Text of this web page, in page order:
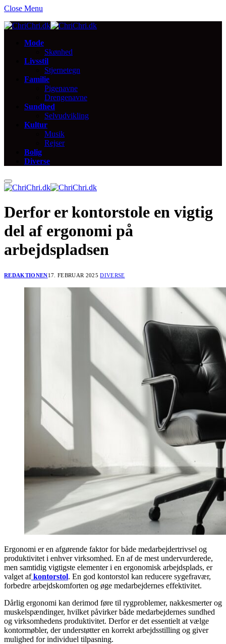
Close Menu
Mode
Skønhed
Livsstil
Stjernetegn
Familie
Pigenavne
Drengenavne
Sundhed
Selvudvikling
Kultur
Musik
Rejser
Bolig
Diverse
Derfor er kontorstole en vigtig
del af ergonomi på
arbejdspladsen
REDAKTIONEN17. FEBRUAR 2025 DIVERSE
Ergonomi er en afgørende faktor for både medarbejdertrivsel og
produktivitet i enhver virksomhed. En af de mest undervurderede,
men samtidig vigtigste elementer i en ergonomisk arbejdsplads, er
valget af kontorstol. En god kontorstol kan reducere sygefravær,
forbedre arbejdskomforten og øge medarbejdernes effektivitet.
Dårlig ergonomi kan derimod føre til rygproblemer, nakkesmerter og
muskelspændinger, hvilket påvirker både medarbejdernes sundhed
og virksomhedens produktivitet. Derfor er det essentielt at vælge
kontormøbler, der understøtter en korrekt arbejdsstilling og giver
mulighed for individuel tilpasning.